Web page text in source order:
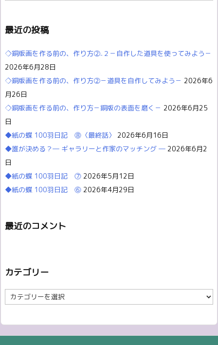
最近の投稿
◇銅版画を作る前の、作り方②₋２－自作した道具を使ってみよう－
2026年6月28日
◇銅版画を作る前の、作り方②－道具を自作してみよう－ 2026年6
月26日
◇銅版画を作る前の、作り方－銅版の表面を磨く－ 2026年6月25
日
◆紙の蝶 100羽日記 ⓼〈最終話〉
2026年6月16日
◆誰が決める？― ギャラリーと作家のマッチング ― 2026年6月2
日
◆紙の蝶 100羽日記 ⓻ 2026年5月12日
◆紙の蝶 100羽日記 ⓺ 2026年4月29日
最近のコメント
カテゴリー
カ
テ
リ